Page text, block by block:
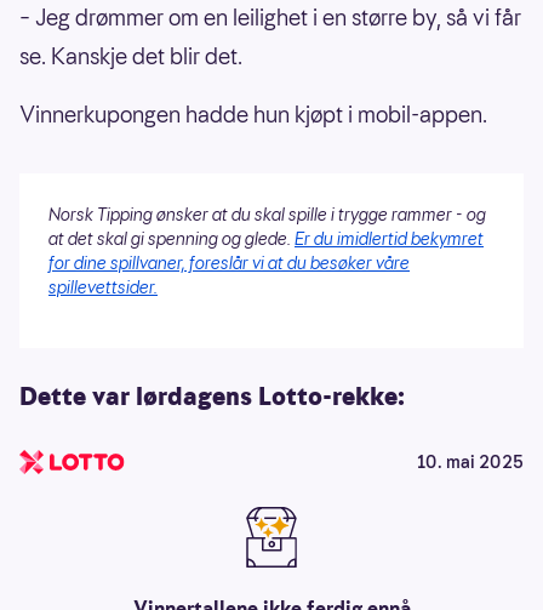
– Jeg drømmer om en leilighet i en større by, så vi får
se. Kanskje det blir det.
Vinnerkupongen hadde hun kjøpt i mobil-appen.
Norsk Tipping ønsker at du skal spille i trygge rammer - og
at det skal gi spenning og glede. Er du imidlertid bekymret
for dine spillvaner, foreslår vi at du besøker våre
spillevettsider.
Dette var lørdagens Lotto-rekke:
10. mai 2025